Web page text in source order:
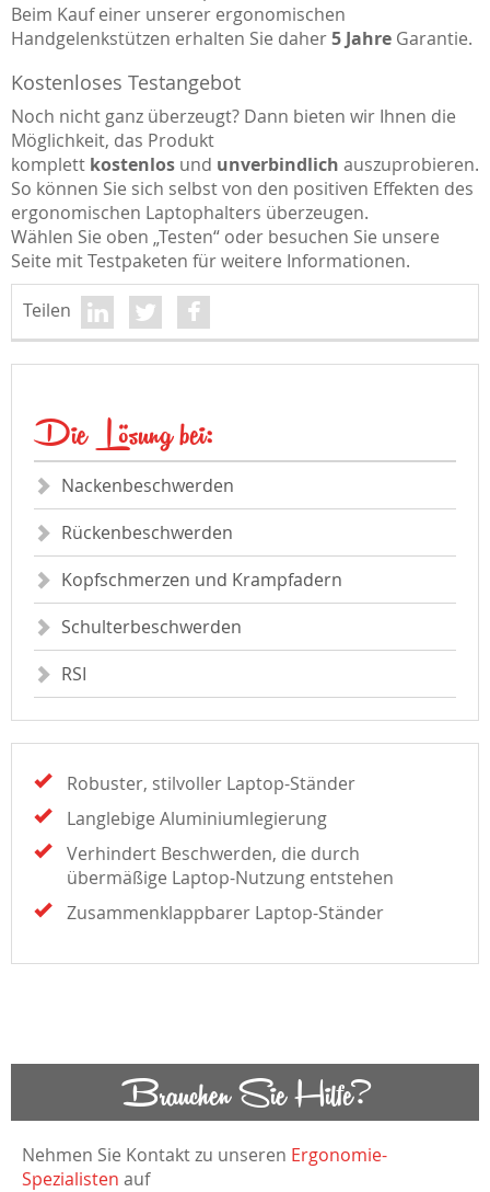
Beim Kauf einer unserer ergonomischen
Handgelenkstützen erhalten Sie daher5 Jahre Garantie.
Kostenloses Testangebot
Noch nicht ganz überzeugt? Dann bieten wir Ihnen die
Möglichkeit, das Produkt
komplett kostenlos und unverbindlich auszuprobieren.
So können Sie sich selbst von den positiven Effekten des
ergonomischen Laptophalters überzeugen.
Wählen Sie oben „Testen“ oder besuchen Sie unsere
Seite mit Testpaketen für weitere Informationen.
Teilen
Die Lösung bei:
Nackenbeschwerden
Rückenbeschwerden
Kopfschmerzen und Krampfadern
Schulterbeschwerden
RSI
Robuster, stilvoller Laptop-Ständer
Langlebige Aluminiumlegierung
Verhindert Beschwerden, die durch
übermäßige Laptop-Nutzung entstehen
Zusammenklappbarer Laptop-Ständer
Brauchen Sie Hilfe?
Nehmen Sie Kontakt zu unseren Ergonomie-
Spezialisten auf